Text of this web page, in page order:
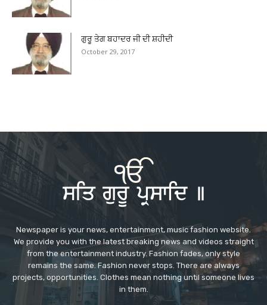
ਗੁਰੂ ਤੇਗ ਬਹਾਦਰ ਜੀ ਦੀ ਸ਼ਹੀਦੀ
October 29, 2017
Newspaper is your news, entertainment, music fashion website.
We provide you with the latest breaking news and videos straight
from the entertainment industry. Fashion fades, only style
remains the same. Fashion never stops. There are always
projects, opportunities. Clothes mean nothing until someone lives
in them.